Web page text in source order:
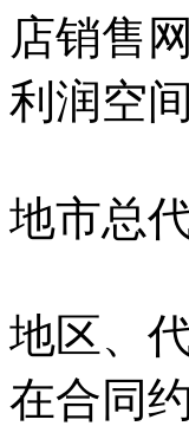
店销售
利润空间
地市总
地区、
在合同